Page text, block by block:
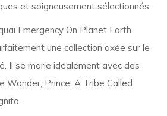
et soigneusement sélectionnés.
Emergency On Planet Earth
une collection axée sur le
Il se marie idéalement avec des
Wonder, Prince, A Tribe Called